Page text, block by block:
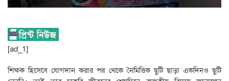
[ad_1]
শিক্ষক হিসেবে যোগদান করার পর থেকে নৈমিত্তিক ছুটি ছাড়া একদিনও ছুটি